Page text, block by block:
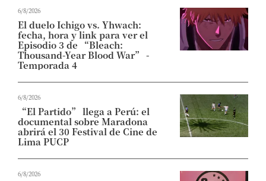
6/8/2026
El duelo Ichigo vs. Yhwach:
fecha, hora y link para ver el
Episodio 3 de “Bleach:
Thousand-Year Blood War” -
Temporada 4
6/8/2026
“El Partido” llega a Perú: el
documental sobre Maradona
abrirá el 30 Festival de Cine de
Lima PUCP
6/8/2026